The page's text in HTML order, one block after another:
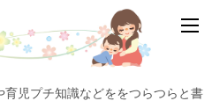
児プチ知識などををつらつらと書